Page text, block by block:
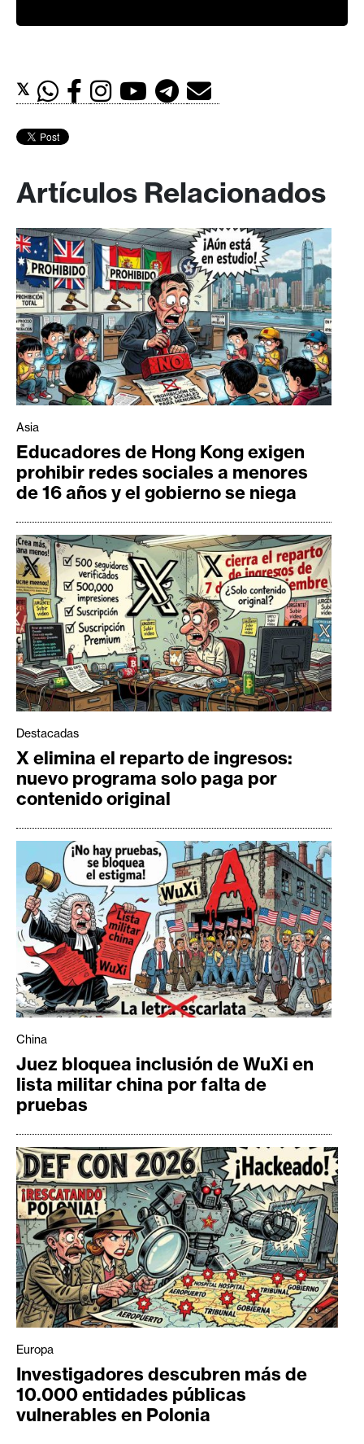
𝕏
Artículos Relacionados
Asia
Educadores de Hong Kong exigen
prohibir redes sociales a menores
de 16 años y el gobierno se niega
Destacadas
X elimina el reparto de ingresos:
nuevo programa solo paga por
contenido original
China
Juez bloquea inclusión de WuXi en
lista militar china por falta de
pruebas
Europa
Investigadores descubren más de
10.000 entidades públicas
vulnerables en Polonia